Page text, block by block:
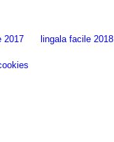
2017 lingala facile 2018